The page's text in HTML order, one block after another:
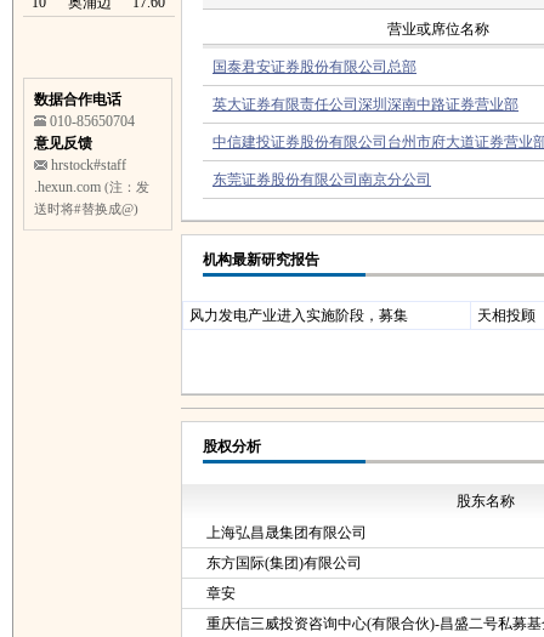
数据合作电话
010-85650704
意见反馈
hrstock#staff
.hexun.com (注：发
送时将#替换成@)
营业或席位名称
国泰君安证券股份有限公司总部
英大证券有限责任公司深圳深南中路证券营业部
中信建投证券股份有限公司台州市府大道证券营业
东莞证券股份有限公司南京分公司
机构最新研究报告
风力发电产业进入实施阶段，募集 天相投顾
股权分析
股东名称
上海弘昌晟集团有限公司
东方国际(集团)有限公司
章安
重庆信三威投资咨询中心(有限合伙)-昌盛二号私募